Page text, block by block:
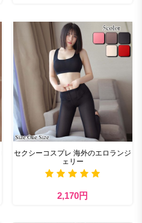
セクシーコスプレ 海外のエロランジ
ェリー
2,170円